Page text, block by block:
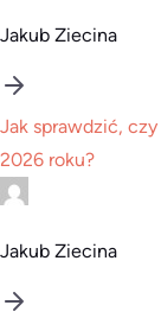
Jakub Ziecina
Jak sprawdzić,
2026 roku?
Jakub Ziecina